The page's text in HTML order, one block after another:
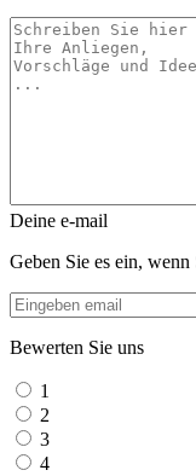
Deine e-mail
Geben Sie es ein,
Bewerten Sie uns
1
2
3
4